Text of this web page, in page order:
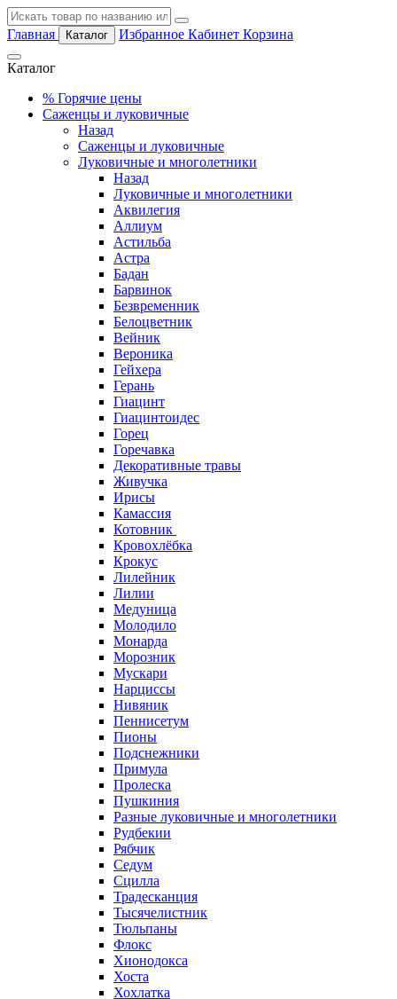
Главная Каталог Избранное Кабинет Корзина
Каталог
% Горячие цены
Саженцы и луковичные
Назад
Саженцы и луковичные
Луковичные и многолетники
Назад
Луковичные и многолетники
Аквилегия
Аллиум
Астильба
Астра
Бадан
Барвинок
Безвременник
Белоцветник
Вейник
Вероника
Гейхера
Герань
Гиацинт
Гиацинтоидес
Горец
Горечавка
Декоративные травы
Живучка
Ирисы
Камассия
Котовник
Кровохлёбка
Крокус
Лилейник
Лилии
Медуница
Молодило
Монарда
Морозник
Мускари
Нарциссы
Нивяник
Пеннисетум
Пионы
Подснежники
Примула
Пролеска
Пушкиния
Разные луковичные и многолетники
Рудбекии
Рябчик
Седум
Сцилла
Традесканция
Тысячелистник
Тюльпаны
Флокс
Хионодокса
Хоста
Хохлатка